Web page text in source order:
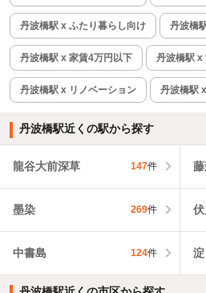
丹波橋駅 x ふたり暮らし向け 丹波橋
丹波橋駅 x 家賃4万円以下 丹波橋駅 x
丹波橋駅 x リノベーション 丹波橋駅
丹波橋駅近くの駅から探す
龍谷大前深草 147件
墨染 269件
中書島 124件 淀